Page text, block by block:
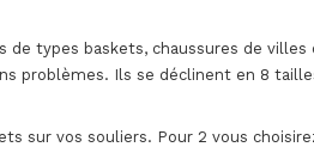
types baskets, chaussures de
Ils se déclinent en 8
sur vos souliers. Pour 2 vous